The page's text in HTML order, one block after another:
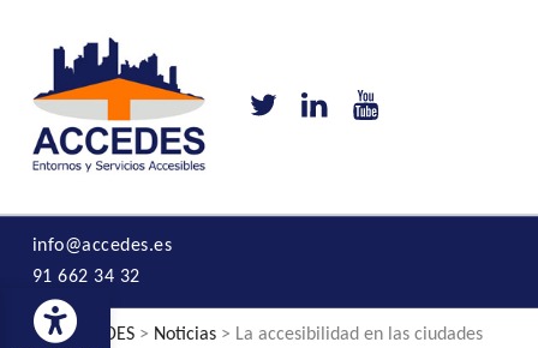
Abrir barra de herramientas
Twitter de Accedes
Linkedin de
YouTube de
info@accedes.es
91 662 34 32
ACCEDES> Noticias> La accesibilidad en las ciudades